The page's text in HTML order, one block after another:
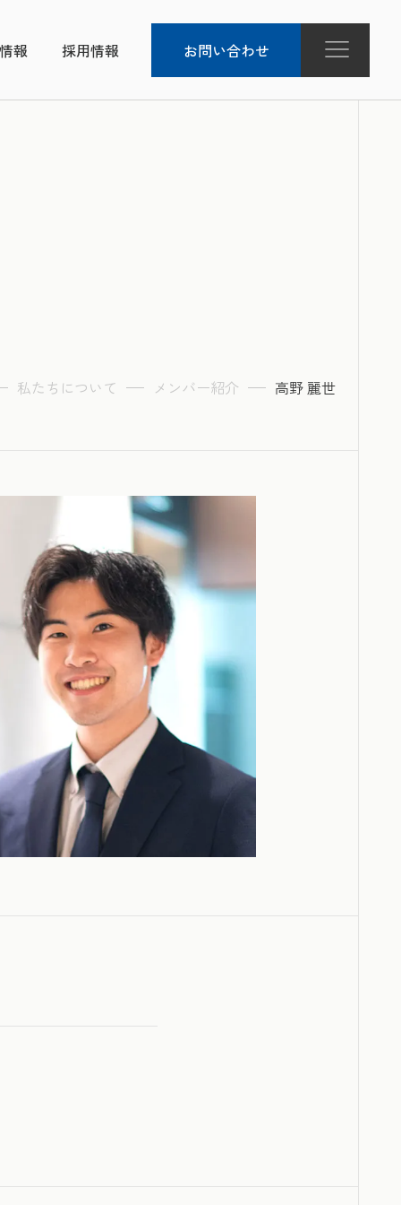
報 採用情報 お問い合わせ
私たちについて メンバー紹介 高野 麗世